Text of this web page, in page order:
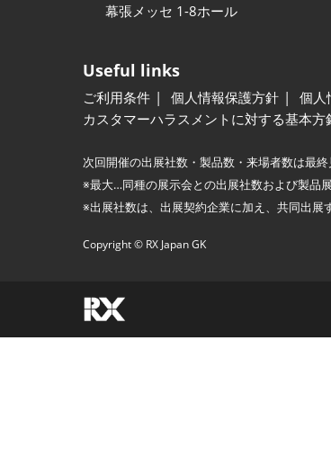
幕張メッセ 1-8ホール
Useful links
ご利用条件 個人情報保護方針 個人
カスタマーハラスメントに対する基本方
次回開催の出展社数・製品数・来場者数は最
※最大…同種の展示会との出展社数および製品展
※出展社数は、出展契約企業に加え、共同出展
Copyright © RX Japan GK